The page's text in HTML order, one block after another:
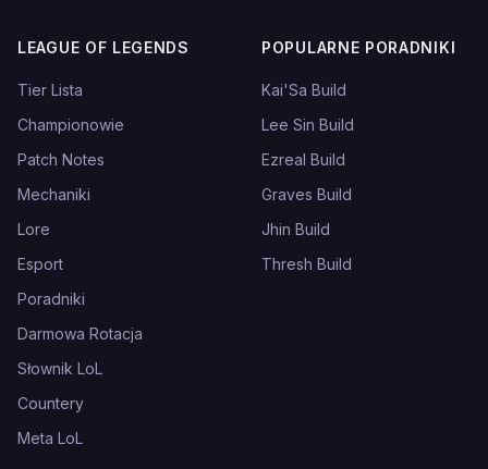
LEAGUE OF LEGENDS
Tier Lista
Championowie
Patch Notes
Mechaniki
Lore
Esport
Poradniki
Darmowa Rotacja
Słownik LoL
Countery
Meta LoL
POPULARNE PORADNIKI
Kai'Sa Build
Lee Sin Build
Ezreal Build
Graves Build
Jhin Build
Thresh Build